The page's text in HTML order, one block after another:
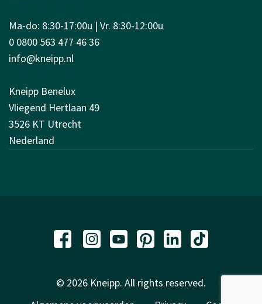
Ma-do: 8:30-17:00u | Vr. 8:30-12:00u
0 0800 563 477 46 36
info@kneipp.nl
Kneipp Benelux
Vliegend Hertlaan 49
3526 KT Utrecht
Nederland
© 2026 Kneipp. All rights reserved.